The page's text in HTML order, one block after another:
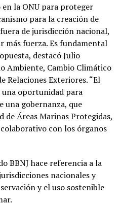
la ONU para proteger
para la creación de
de jurisdicción nacional,
más fuerza. Es fundamental
destacó Julio
Ambiente, Cambio Climático
Relaciones Exteriores. “El
una oportunidad para
una gobernanza, que
de Áreas Marinas Protegidas,
con los órganos
BBNJ hace referencia a la
nacionales y
y el uso sostenible